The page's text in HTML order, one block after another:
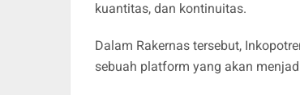
kuantitas, dan kontinuitas.
Dalam Rakernas tersebut,
sebuah platform yang akan